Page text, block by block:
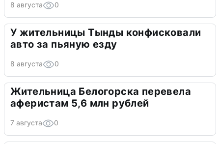
8 августа 0
У жительницы Тынды конфисковали
авто за пьяную езду
8 августа 0
Жительница Белогорска перевела
аферистам 5,6 млн рублей
7 августа 0